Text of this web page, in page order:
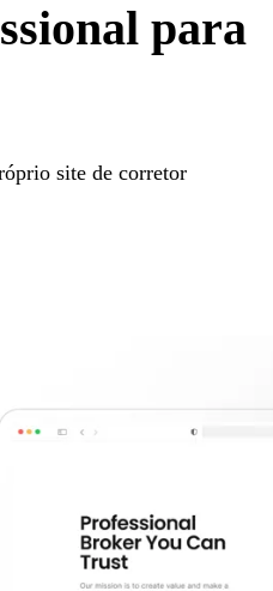
para
site de corretor